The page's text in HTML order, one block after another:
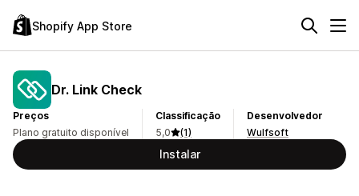
Shopify App Store
Dr. Link Check
Preços
Plano gratuito disponível
Classificação
5,0
(1)
Desenvolvedor
Wulfsoft
Instalar